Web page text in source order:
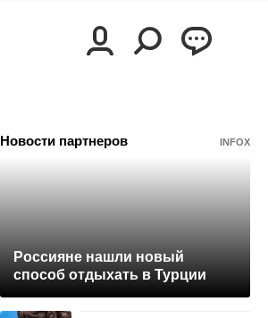
Новости партнеров INFOX
Россияне нашли новый
способ отдыхать в Турции